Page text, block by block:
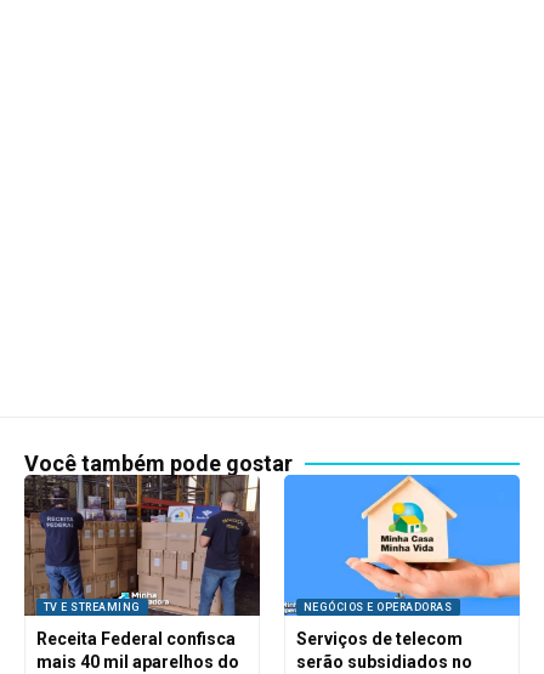
Você também pode gostar
TV E STREAMING
Receita Federal confisca
mais 40 mil aparelhos do
NEGÓCIOS E OPERADORAS
Serviços de telecom
serão subsidiados no